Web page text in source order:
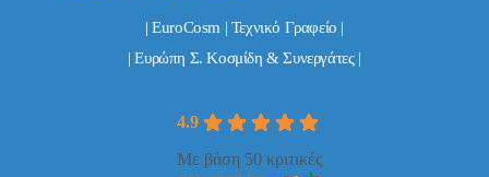
| EuroCosm | Τεχνικό Γραφείο |
| Ευρώπη Σ. Κοσμίδη & Συνεργάτες |
4.9
Με βάση 50 κριτικές